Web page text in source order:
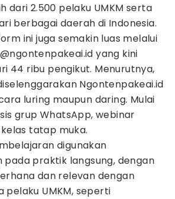
dari 2.500 pelaku UMKM serta
berbagai daerah di Indonesia.
ini juga semakin luas melalui
yang kini
44 ribu pengikut. Menurutnya,
Ngontenpakeai.id
luring maupun daring. Mulai
grup WhatsApp, webinar
tatap muka.
digunakan
praktik langsung, dengan
dan relevan dengan
pelaku UMKM, seperti